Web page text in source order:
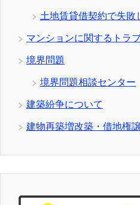
土地賃貸借契約で失敗
マンションに関するトラ
境界問題
境界問題相談センター
建築紛争について
建物再築増改築・借地権